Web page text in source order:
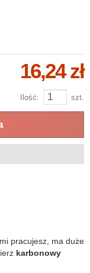
16,24 zł
Ilość: szt.
pracujesz, ma duże
karbonowy